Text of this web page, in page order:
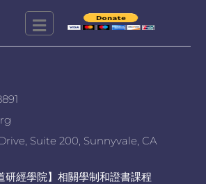
Suite 200, Sunnyvale, CA
研經學院】相關學制和證書課程